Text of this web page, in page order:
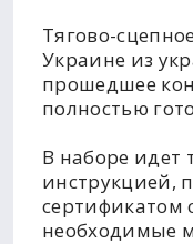
Тягово-
Украине из
прошедшее
полностью
В наборе идет
инструкцией,
сертификатом
необходимые